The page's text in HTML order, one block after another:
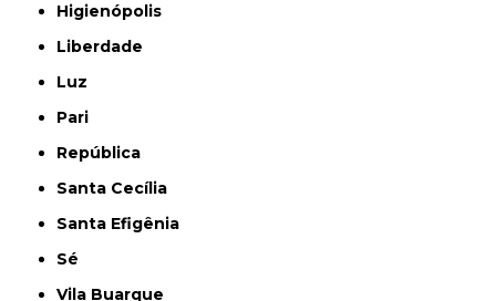
Higienópolis
Liberdade
Luz
Pari
República
Santa Cecília
Santa Efigênia
Sé
Vila Buarque